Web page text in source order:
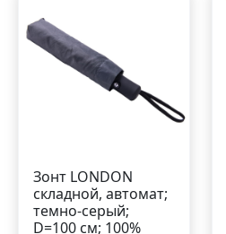
Зонт LONDON
складной, автомат;
темно-серый;
D=100 см; 100%